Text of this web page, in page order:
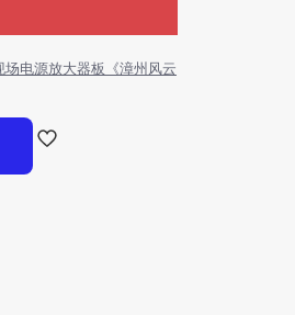
电源放大器板《漳州风云